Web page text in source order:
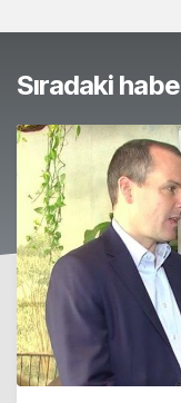
Sıradaki